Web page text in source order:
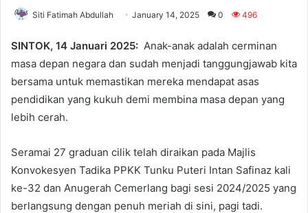
Siti Fatimah Abdullah January 14, 2025 0 496
SINTOK, 14 Januari 2025: Anak-anak adalah cerminan
masa depan negara dan sudah menjadi tanggungjawab kita
bersama untuk memastikan mereka mendapat asas
pendidikan yang kukuh demi membina masa depan yang
lebih cerah.
Seramai 27 graduan cilik telah diraikan pada Majlis
Konvokesyen Tadika PPKK Tunku Puteri Intan Safinaz kali
ke-32 dan Anugerah Cemerlang bagi sesi 2024/2025 yang
berlangsung dengan penuh meriah di sini, pagi tadi.